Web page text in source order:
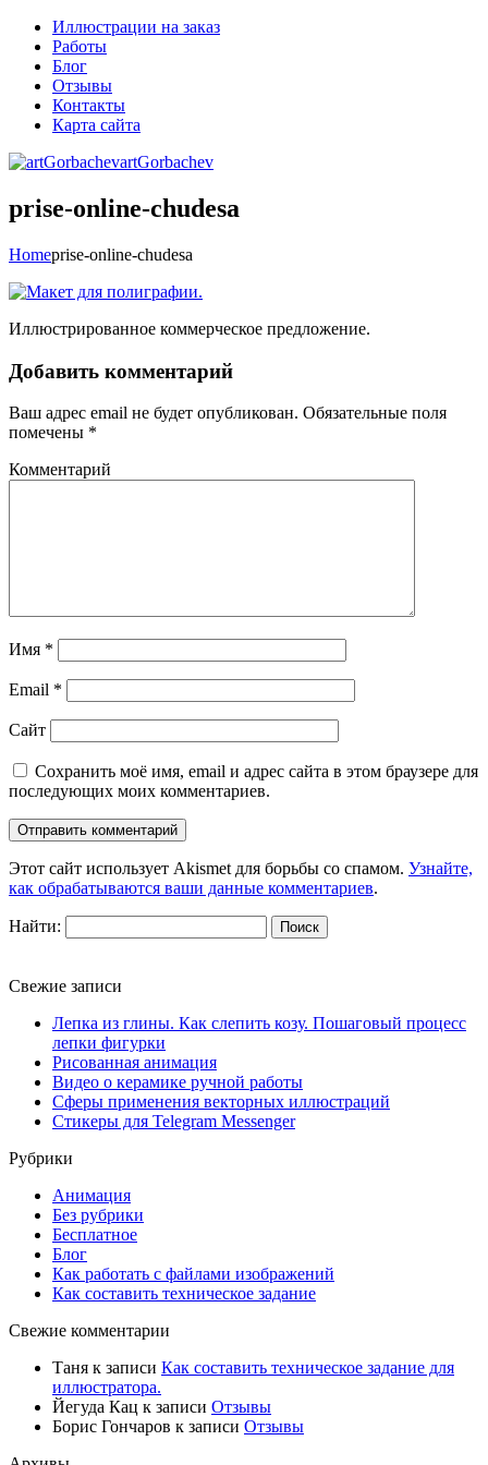
Иллюстрации на заказ
Работы
Блог
Отзывы
Контакты
Карта сайта
artGorbachev
prise-online-chudesa
Homeprise-online-chudesa
Иллюстрированное коммерческое предложение.
Добавить комментарий
Ваш адрес email не будет опубликован. Обязательные поля
помечены *
Комментарий
Имя *
Email *
Сайт
Сохранить моё имя, email и адрес сайта в этом браузере для
последующих моих комментариев.
Этот сайт использует Akismet для борьбы со спамом. Узнайте,
как обрабатываются ваши данные комментариев.
Найти:
Свежие записи
Лепка из глины. Как слепить козу. Пошаговый процесс
лепки фигурки
Рисованная анимация
Видео о керамике ручной работы
Сферы применения векторных иллюстраций
Стикеры для Telegram Messenger
Рубрики
Анимация
Без рубрики
Бесплатное
Блог
Как работать с файлами изображений
Как составить техническое задание
Свежие комментарии
Таня к записи Как составить техническое задание для
иллюстратора.
Йегуда Кац к записи Отзывы
Борис Гончаров к записи Отзывы